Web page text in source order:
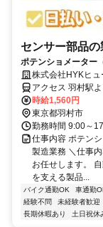
センサー部品
ポテンショメーター
株式会社HYKヒ
アクセス 羽村駅
時給1,560円
東京都羽村市
勤務時間 9:00～
仕事内容 ポテン
製造業務 ＼仕事
お任せします。
を支える製品...
バイク通勤OK 車通勤
経験不問
未経験者歓迎
長期休暇あり
土日祝休